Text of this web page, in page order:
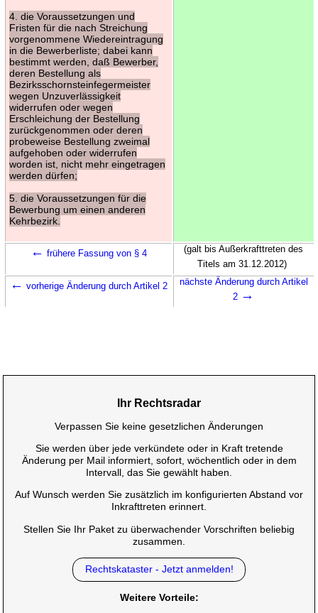
4. die Voraussetzungen und
Fristen für die nach Streichung
vorgenommene Wiedereintragung
in die Bewerberliste; dabei kann
bestimmt werden, daß Bewerber,
deren Bestellung als
Bezirksschornsteinfegermeister
wegen Unzuverlässigkeit
widerrufen oder wegen
Erschleichung der Bestellung
zurückgenommen oder deren
probeweise Bestellung zweimal
aufgehoben oder widerrufen
worden ist, nicht mehr eingetragen
werden dürfen;
5. die Voraussetzungen für die
Bewerbung um einen anderen
Kehrbezirk.
← frühere Fassung von § 4
(galt bis Außerkrafttreten des
Titels am 31.12.2012)
← vorherige Änderung durch Artikel 2
nächste Änderung durch Artikel
2 →
Ihr Rechtsradar
Verpassen Sie keine gesetzlichen Änderungen
Sie werden über jede verkündete oder in Kraft tretende
Änderung per Mail informiert, sofort, wöchentlich oder in dem
Intervall, das Sie gewählt haben.
Auf Wunsch werden Sie zusätzlich im konfigurierten Abstand vor
Inkrafttreten erinnert.
Stellen Sie Ihr Paket zu überwachender Vorschriften beliebig
zusammen.
Rechtskataster - Jetzt anmelden!
Weitere Vorteile: